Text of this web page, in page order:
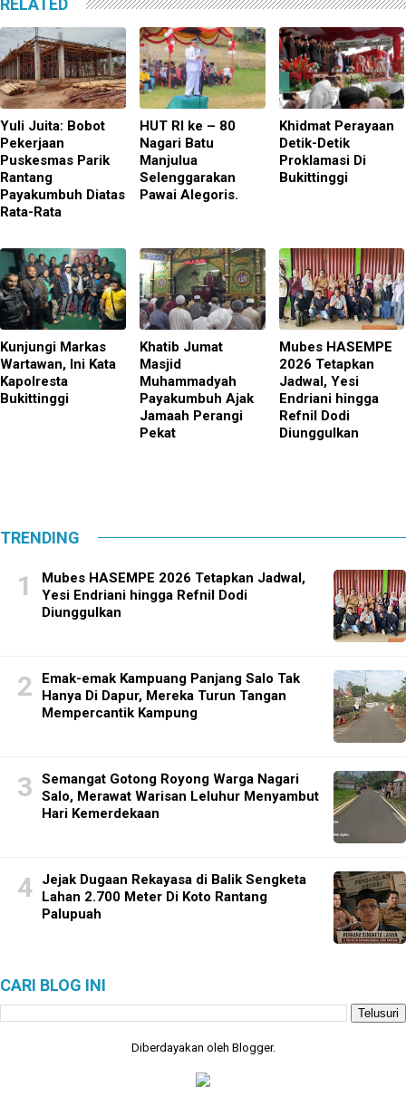
RELATED
Yuli Juita: Bobot
Pekerjaan
Puskesmas Parik
Rantang
Payakumbuh Diatas
Rata-Rata
HUT RI ke – 80
Nagari Batu
Manjulua
Selenggarakan
Pawai Alegoris.
Khidmat Perayaan
Detik-Detik
Proklamasi Di
Bukittinggi
Kunjungi Markas
Wartawan, Ini Kata
Kapolresta
Bukittinggi
Khatib Jumat
Masjid
Muhammadyah
Payakumbuh Ajak
Jamaah Perangi
Pekat
Mubes HASEMPE
2026 Tetapkan
Jadwal, Yesi
Endriani hingga
Refnil Dodi
Diunggulkan
TRENDING
Mubes HASEMPE 2026 Tetapkan Jadwal,
Yesi Endriani hingga Refnil Dodi
Diunggulkan
Emak-emak Kampuang Panjang Salo Tak
Hanya Di Dapur, Mereka Turun Tangan
Mempercantik Kampung
Semangat Gotong Royong Warga Nagari
Salo, Merawat Warisan Leluhur Menyambut
Hari Kemerdekaan
Jejak Dugaan Rekayasa di Balik Sengketa
Lahan 2.700 Meter Di Koto Rantang
Palupuah
CARI BLOG INI
Diberdayakan oleh Blogger.